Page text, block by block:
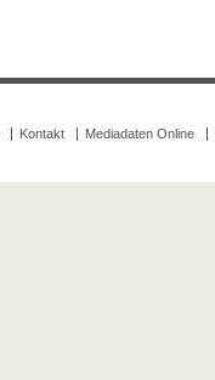
Kontakt Mediadaten Online